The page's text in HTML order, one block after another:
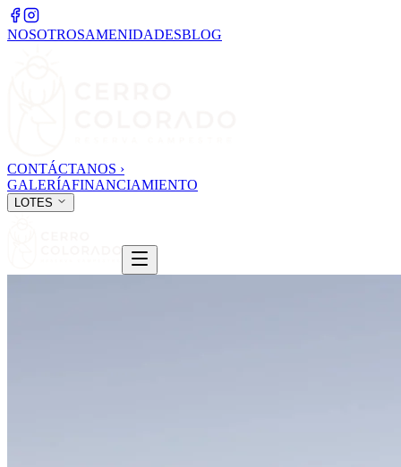
NOSOTROSAMENIDADESBLOG
CONTÁCTANOS ›
GALERÍAFINANCIAMIENTO
LOTES